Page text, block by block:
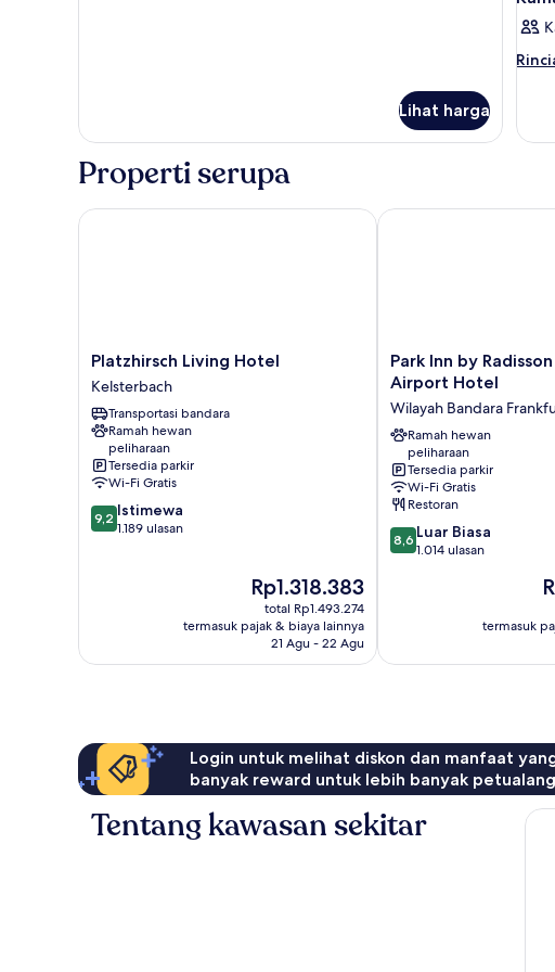
Lihat harga
Kamar
Properti serupa
Platzhirsch
Living
Hotel
Kelsterbach
Platzhirsch Living Hotel
Kelsterbach
Transportasi bandara
Ramah hewan
peliharaan
Tersedia parkir
Wi-Fi Gratis
9.2
dari
9,2 Istimewa
1.189 ulasan
Harga
sekarang
Rp1.318.383
Rp1.318.383
total Rp1.493.274
termasuk pajak & biaya lainnya
21 Agu - 22 Agu
Platzhirsch Living Hotel
Park
Inn
Radisson
Frankfurt
Airport
Hotel
Wilayah
Bandara
Frankfurt
Park Inn by
Airport Hotel
Wilayah Bandara
Ramah hewan
peliharaan
Tersedia parkir
Wi-Fi Gratis
Restoran
8.6
dari
8,6 Luar Biasa
1.014 ulasan
termasuk
Park Inn by Radisson
Login untuk melihat diskon dan manfaat
banyak reward untuk lebih banyak
Tentang kawasan sekitar